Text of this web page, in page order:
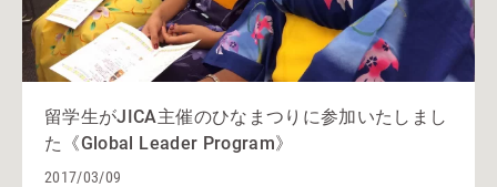
留学生がJICA主催のひなまつりに参加いたしまし
た《Global Leader Program》
2017/03/09